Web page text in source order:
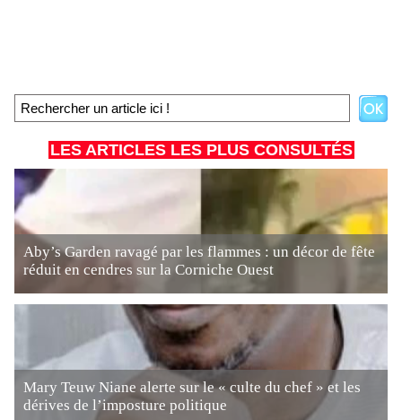
LES ARTICLES LES PLUS CONSULTÉS
Aby’s Garden ravagé par les flammes : un décor de fête
réduit en cendres sur la Corniche Ouest
Mary Teuw Niane alerte sur le « culte du chef » et les
dérives de l’imposture politique